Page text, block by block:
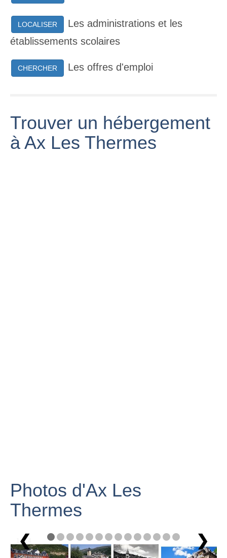
LOCALISER
Les administrations et les
établissements scolaires
CHERCHER Les offres d'emploi
Trouver un hébergement
à Ax Les Thermes
Photos d'Ax Les
Thermes
1 / 14
❮ ❯